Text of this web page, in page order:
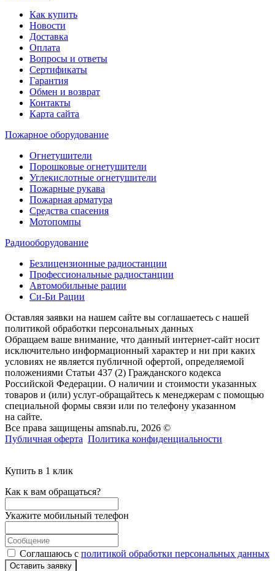
Как купить
Новости
Доставка
Оплата
Вопросы и ответы
Сертификаты
Гарантия
Обмен и возврат
Контакты
Карта сайта
Пожарное оборудование
Огнетушители
Порошковые огнетушители
Углекислотные огнетушители
Пожарные рукава
Пожарная арматура
Средства спасения
Мотопомпы
Радиооборудование
Безлицензионные радиостанции
Профессиональные радиостанции
Автомобильные рации
Си-Би Рации
Оставляя заявки на нашем сайте вы соглашаетесь с нашей
политикой обработки персональных данных
Обращаем ваше внимание, что данный интернет-сайт носит
исключительно информационный характер и ни при каких
условиях не является публичной офертой, определяемой
положениями Статьи 437 (2) Гражданского кодекса
Российской Федерации. О наличии и стоимости указанных
товаров и (или) услуг-обращайтесь к менеджерам с помощью
специальной формы связи или по телефону указанном
на сайте.
Все права защищены amsnab.ru, 2026 ©
Публичная оферта Политика конфиденциальности
Купить в 1 клик
Как к вам обращаться?
Укажите мобильный телефон
Соглашаюсь с политикой обработки персональных данных
Оставить заявку